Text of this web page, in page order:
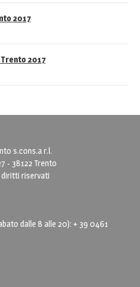
2017
2017
s.cons.a r.l.
- 38122 Trento
riservati
dalle 8 alle 20): + 39 0461